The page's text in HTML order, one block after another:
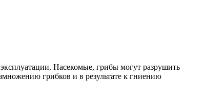
Насекомые, грибы могут разрушить
грибков и в результате к гниению